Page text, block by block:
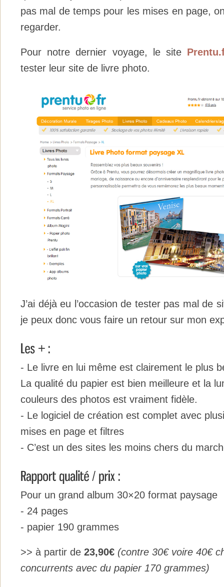
pas mal de temps pour les mises en page,
regarder.
Pour notre dernier voyage, le site
tester leur site de livre photo.
J’ai déjà eu l’occasion de tester pas mal de
je peux donc vous faire un retour sur mon
- Le livre en lui même est clairement le plus
La qualité du papier est bien meilleure et la
couleurs des photos est vraiment fidèle.
- Le logiciel de création est complet avec
mises en page et filtres
- C’est un des sites les moins chers du
Pour un grand album 30×20 format paysage
- 24 pages
- papier 190 grammes
>> à partir de 23,90€ (contre 30€ voire 40€
concurrents avec du papier 170 grammes)